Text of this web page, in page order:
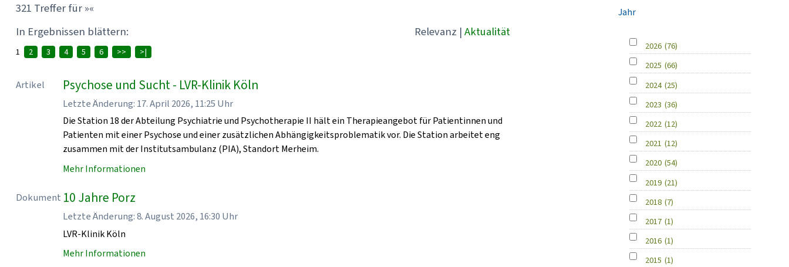
321 Treffer für »«
In Ergebnissen blättern:
Relevanz | Aktualität
1 2 3 4 5 6 >> >|
Artikel Psychose und Sucht - LVR-Klinik Köln
Letzte Änderung: 17. April 2026, 11:25 Uhr
Die Station 18 der Abteilung Psychiatrie und Psychotherapie II hält ein Therapieangebot für Patientinnen und
Patienten mit einer Psychose und einer zusätzlichen Abhängigkeitsproblematik vor. Die Station arbeitet eng
zusammen mit der Institutsambulanz (PIA), Standort Merheim.
Mehr Informationen
Dokument 10 Jahre Porz
Letzte Änderung: 8. August 2026, 16:30 Uhr
LVR-Klinik Köln
Mehr Informationen
Jahr
2026 (76)
2025 (66)
2024 (25)
2023 (36)
2022 (12)
2021 (12)
2020 (54)
2019 (21)
2018 (7)
2017 (1)
2016 (1)
2015 (1)